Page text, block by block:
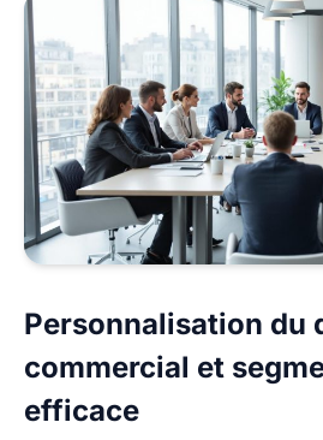
Personnalisation du
commercial et
efficace